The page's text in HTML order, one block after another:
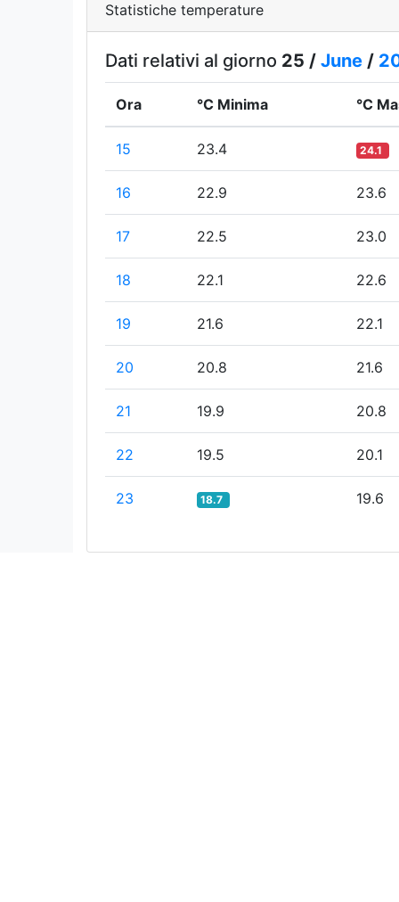
Statistiche temperature
Dati relativi al giorno 25 / June/
Ora °C Minima °C
15 23.4 24.1
16 22.9 23.6
17 22.5 23.0
18 22.1 22.6
19 21.6 22.1
20 20.8 21.6
21 19.9 20.8
22 19.5 20.1
23 18.7 19.6